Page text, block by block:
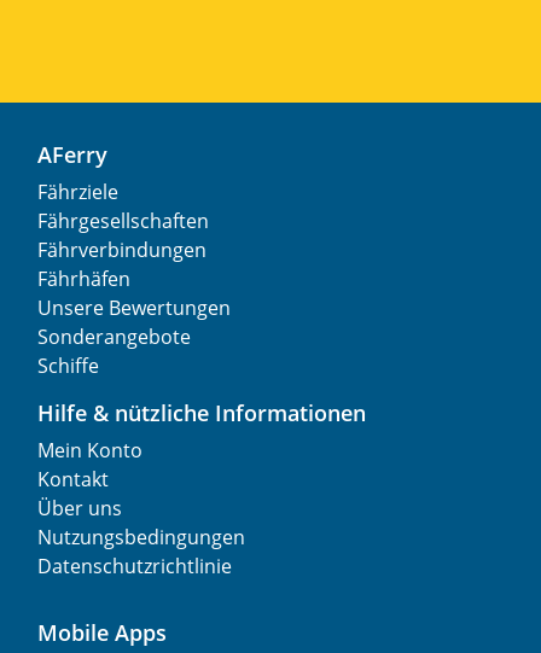
AFerry
Fährziele
Fährgesellschaften
Fährverbindungen
Fährhäfen
Unsere Bewertungen
Sonderangebote
Schiffe
Hilfe & nützliche Informationen
Mein Konto
Kontakt
Über uns
Nutzungsbedingungen
Datenschutzrichtlinie
Mobile Apps